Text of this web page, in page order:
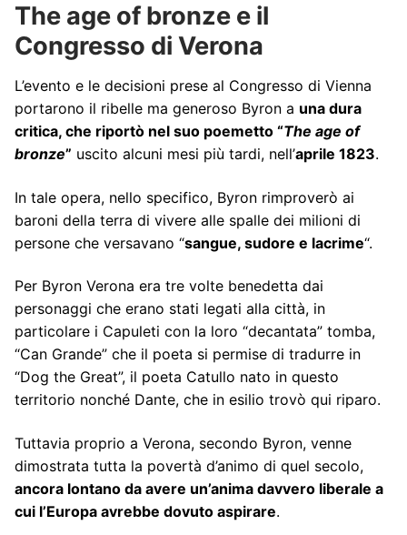
The age of bronze e il
Congresso di Verona
L’evento e le decisioni prese al Congresso di Vienna
portarono il ribelle ma generoso Byron a una dura
critica, che riportò nel suo poemetto “The age of
bronze” uscito alcuni mesi più tardi, nell’aprile 1823.
In tale opera, nello specifico, Byron rimproverò ai
baroni della terra di vivere alle spalle dei milioni di
persone che versavano “sangue, sudore e lacrime“.
Per Byron Verona era tre volte benedetta dai
personaggi che erano stati legati alla città, in
particolare i Capuleti con la loro “decantata” tomba,
“Can Grande” che il poeta si permise di tradurre in
“Dog the Great”, il poeta Catullo nato in questo
territorio nonché Dante, che in esilio trovò qui riparo.
Tuttavia proprio a Verona, secondo Byron, venne
dimostrata tutta la povertà d’animo di quel secolo,
ancora lontano da avere un’anima davvero liberale a
cui l’Europa avrebbe dovuto aspirare.